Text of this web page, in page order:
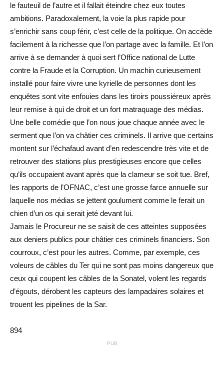
le fauteuil de l’autre et il fallait éteindre chez eux toutes
ambitions. Paradoxalement, la voie la plus rapide pour
s’enrichir sans coup férir, c’est celle de la politique. On accède
facilement à la richesse que l’on partage avec la famille. Et l’on
arrive à se demander à quoi sert l’Office national de Lutte
contre la Fraude et la Corruption. Un machin curieusement
installé pour faire vivre une kyrielle de personnes dont les
enquêtes sont vite enfouies dans les tiroirs poussiéreux après
leur remise à qui de droit et un fort matraquage des médias.
Une belle comédie que l’on nous joue chaque année avec le
serment que l’on va châtier ces criminels. Il arrive que certains
montent sur l’échafaud avant d’en redescendre très vite et de
retrouver des stations plus prestigieuses encore que celles
qu’ils occupaient avant après que la clameur se soit tue. Bref,
les rapports de l’OFNAC, c’est une grosse farce annuelle sur
laquelle nos médias se jettent goulument comme le ferait un
chien d’un os qui serait jeté devant lui.
Jamais le Procureur ne se saisit de ces atteintes supposées
aux deniers publics pour châtier ces criminels financiers. Son
courroux, c’est pour les autres. Comme, par exemple, ces
voleurs de câbles du Ter qui ne sont pas moins dangereux que
ceux qui coupent les câbles de la Sonatel, volent les regards
d’égouts, dérobent les capteurs des lampadaires solaires et
trouent les pipelines de la Sar.
894
PUB